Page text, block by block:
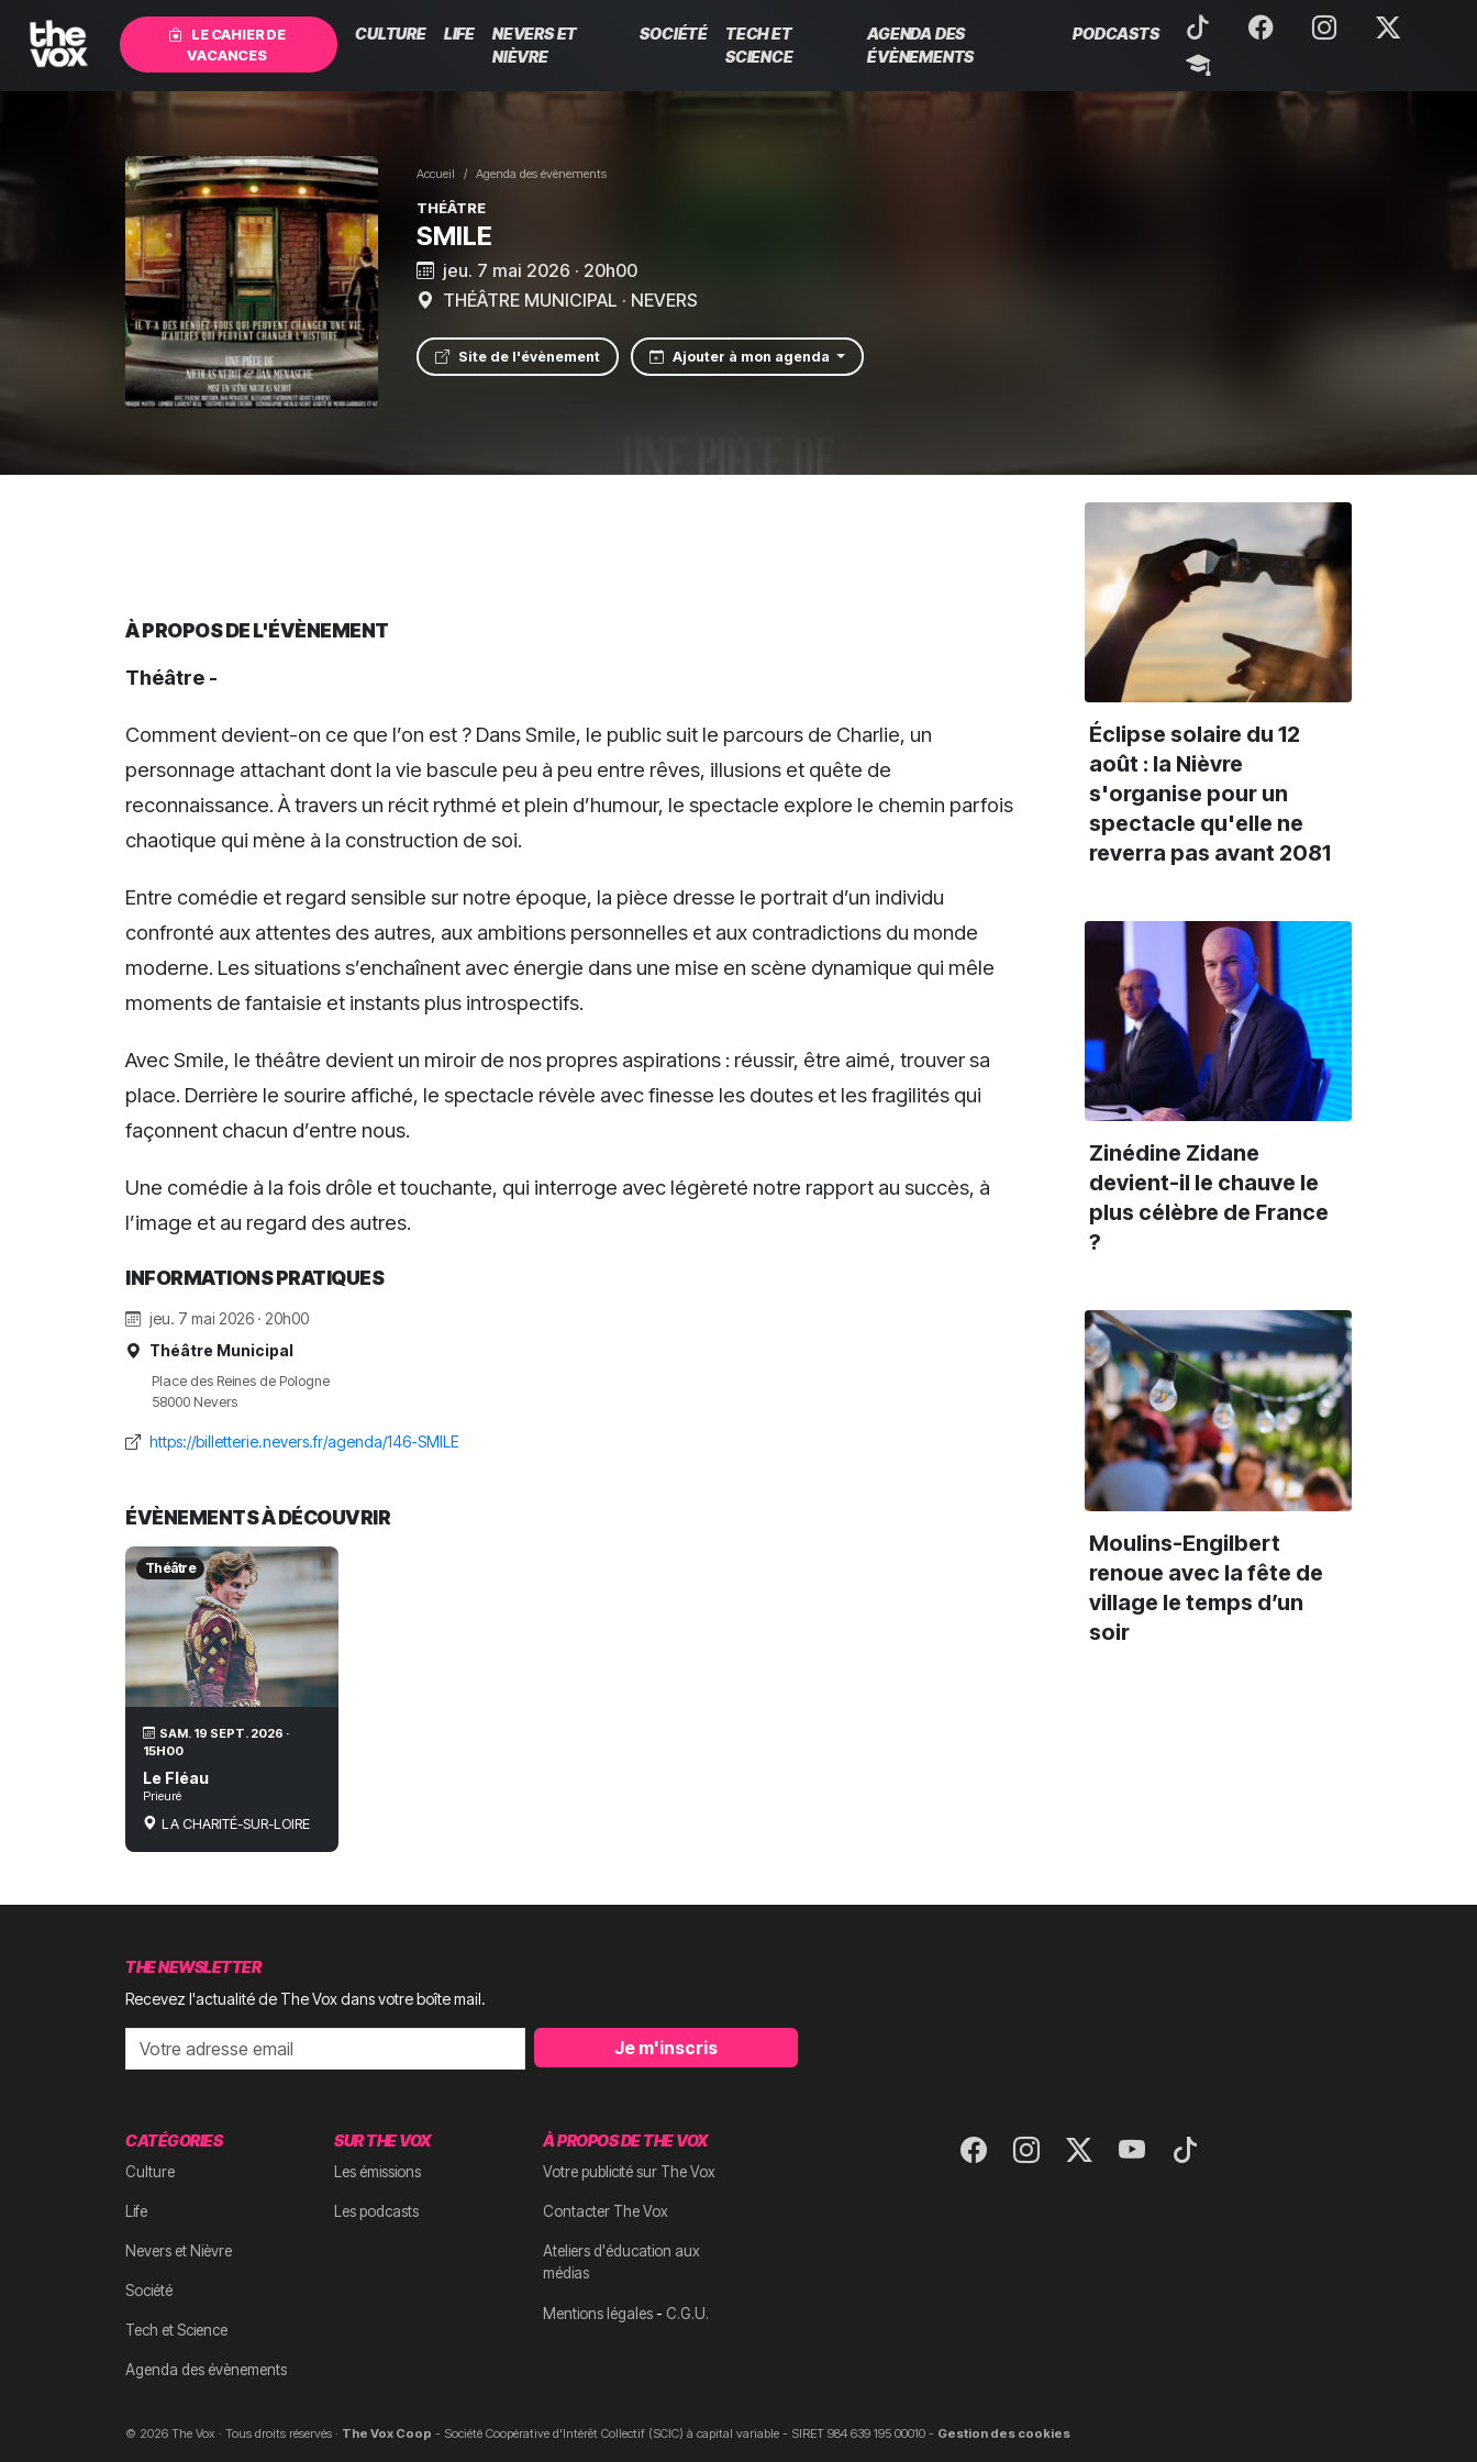
LE CAHIER DE
VACANCES
CULTURE LIFE
NEVERS ET
NIÈVRE
SOCIÉTÉ
TECH ET
SCIENCE
AGENDA DES
ÉVÈNEMENTS
PODCASTS
Accueil Agenda des évènements
THÉÂTRE
SMILE
jeu. 7 mai 2026 · 20h00
THÉÂTRE MUNICIPAL · NEVERS
Site de l'évènement Ajouter à mon agenda
À PROPOS DE L'ÉVÈNEMENT
Théâtre -
Comment devient-on ce que l’on est ? Dans Smile, le public suit le parcours de Charlie, un
personnage attachant dont la vie bascule peu à peu entre rêves, illusions et quête de
reconnaissance. À travers un récit rythmé et plein d’humour, le spectacle explore le chemin parfois
chaotique qui mène à la construction de soi.
Entre comédie et regard sensible sur notre époque, la pièce dresse le portrait d’un individu
confronté aux attentes des autres, aux ambitions personnelles et aux contradictions du monde
moderne. Les situations s’enchaînent avec énergie dans une mise en scène dynamique qui mêle
moments de fantaisie et instants plus introspectifs.
Avec Smile, le théâtre devient un miroir de nos propres aspirations : réussir, être aimé, trouver sa
place. Derrière le sourire affiché, le spectacle révèle avec finesse les doutes et les fragilités qui
façonnent chacun d’entre nous.
Une comédie à la fois drôle et touchante, qui interroge avec légèreté notre rapport au succès, à
l’image et au regard des autres.
INFORMATIONS PRATIQUES
jeu. 7 mai 2026 · 20h00
Théâtre Municipal
Place des Reines de Pologne
58000 Nevers
https://billetterie.nevers.fr/agenda/146-SMILE
ÉVÈNEMENTS À DÉCOUVRIR
Théâtre
SAM. 19 SEPT. 2026 ·
15H00
Le Fléau
Prieuré
LA CHARITÉ-SUR-LOIRE
Éclipse solaire du 12
août : la Nièvre
s'organise pour un
spectacle qu'elle ne
reverra pas avant 2081
Zinédine Zidane
devient-il le chauve le
plus célèbre de France
?
Moulins-Engilbert
renoue avec la fête de
village le temps d’un
soir
THE NEWSLETTER
Recevez l'actualité de The Vox dans votre boîte mail.
Je m'inscris
CATÉGORIES
Culture
Life
Nevers et Nièvre
Société
Tech et Science
Agenda des évènements
SUR THE VOX
Les émissions
Les podcasts
À PROPOS DE THE VOX
Votre publicité sur The Vox
Contacter The Vox
Ateliers d'éducation aux
médias
Mentions légales - C.G.U.
© 2026 The Vox · Tous droits réservés · The Vox Coop - Société Coopérative d'Intérêt Collectif (SCIC) à capital variable - SIRET 984 639 195 00010 - Gestion des cookies